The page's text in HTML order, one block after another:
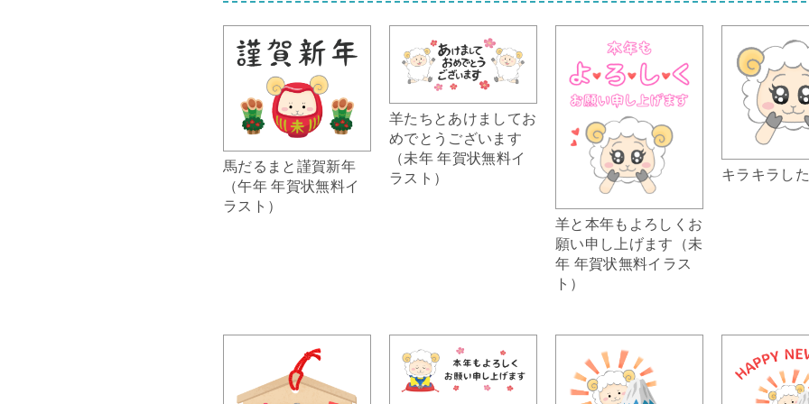
馬だるまと謹賀新年
（午年 年賀状無料イ
ラスト）
羊たちとあけましてお
めでとうございます
（未年 年賀状無料イ
ラスト）
羊と本年もよろしくお
願い申し上げます（未
年 年賀状無料イラス
ト）
キラキラし